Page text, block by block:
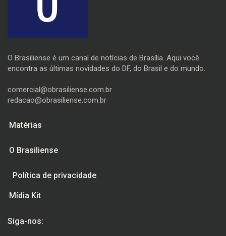
O Brasiliense é um canal de notícias de Brasília. Aqui você
encontra as últimas novidades do DF, do Brasil e do mundo.
comercial@obrasiliense.com.br
redacao@obrasiliense.com.br
Matérias
O Brasiliense
Política de privacidade
Mídia Kit
Siga-nos: